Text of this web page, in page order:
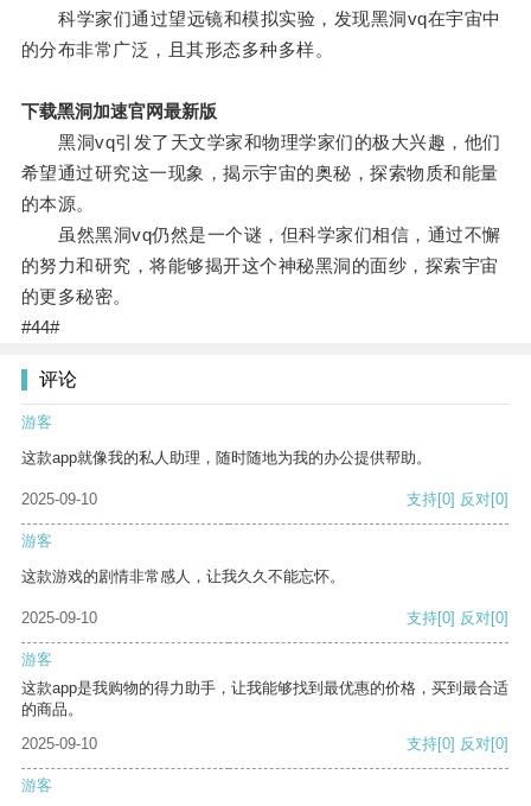
科学家们通过望远镜和模拟实验，发现黑洞vq在宇宙中
的分布非常广泛，且其形态多种多样。
下载黑洞加速官网最新版
黑洞vq引发了天文学家和物理学家们的极大兴趣，他们
希望通过研究这一现象，揭示宇宙的奥秘，探索物质和能量
的本源。
虽然黑洞vq仍然是一个谜，但科学家们相信，通过不懈
的努力和研究，将能够揭开这个神秘黑洞的面纱，探索宇宙
的更多秘密。
#44#
评论
游客
这款app就像我的私人助理，随时随地为我的办公提供帮助。
2025-09-10 支持[0] 反对[0]
游客
这款游戏的剧情非常感人，让我久久不能忘怀。
2025-09-10 支持[0] 反对[0]
游客
这款app是我购物的得力助手，让我能够找到最优惠的价格，买到最合适
的商品。
2025-09-10
支持[0] 反对[0]
游客